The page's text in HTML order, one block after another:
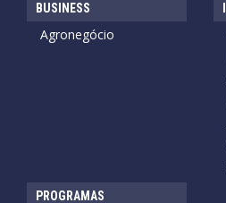
BUSINESS
Agronegócio
PROGRAMAS